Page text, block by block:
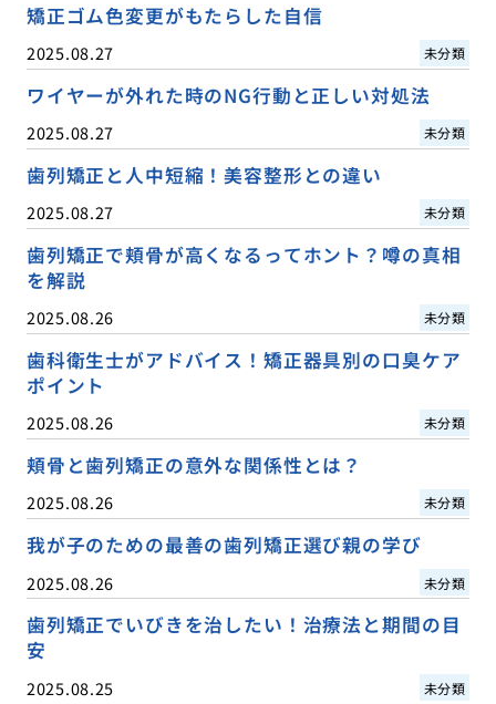
矯正ゴム色変更がもたらした自信
2025.08.27 未分類
ワイヤーが外れた時のNG行動と正しい対処法
2025.08.27 未分類
歯列矯正と人中短縮！美容整形との違い
2025.08.27 未分類
歯列矯正で頬骨が高くなるってホント？噂の真相
を解説
2025.08.26 未分類
歯科衛生士がアドバイス！矯正器具別の口臭ケア
ポイント
2025.08.26 未分類
頬骨と歯列矯正の意外な関係性とは？
2025.08.26 未分類
我が子のための最善の歯列矯正選び親の学び
2025.08.26 未分類
歯列矯正でいびきを治したい！治療法と期間の目
安
2025.08.25 未分類